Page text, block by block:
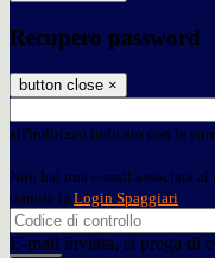
Recupero password
button close ×
all'indirizzo indicato con le
Non hai una e-mail associata
tramite la Login Spaggiari
E-mail inviata, si prega di